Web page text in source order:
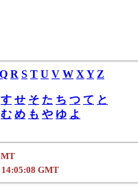
Q R S T U V W X Y Z
す せ そ た ち つ て と
む め も や ゆ よ
GMT